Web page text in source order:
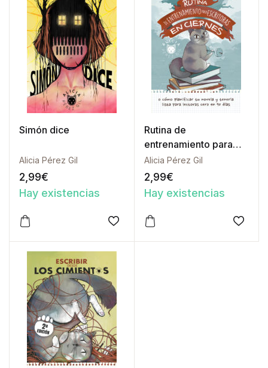
Simón dice
Alicia Pérez Gil
2,99€
Hay existencias
Este producto tiene múltiples variantes. Las opciones
Añadir a la lista de deseos
Rutina de
entrenamiento para
escritoras en ciernes
Alicia Pérez Gil
2,99€
Hay existencias
Este producto tiene